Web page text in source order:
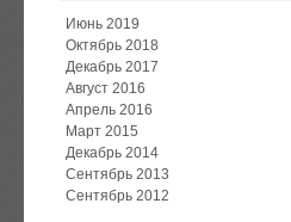
Июнь 2019
Октябрь 2018
Декабрь 2017
Август 2016
Апрель 2016
Март 2015
Декабрь 2014
Сентябрь 2013
Сентябрь 2012